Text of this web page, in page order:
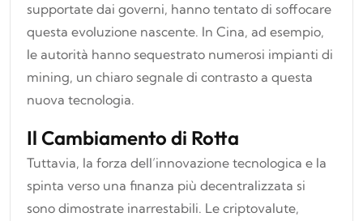
supportate dai governi, hanno tentato di soffocare
questa evoluzione nascente. In Cina, ad esempio,
le autorità hanno sequestrato numerosi impianti di
mining, un chiaro segnale di contrasto a questa
nuova tecnologia.
Il Cambiamento di Rotta
Tuttavia, la forza dell’innovazione tecnologica e la
spinta verso una finanza più decentralizzata si
sono dimostrate inarrestabili. Le criptovalute,